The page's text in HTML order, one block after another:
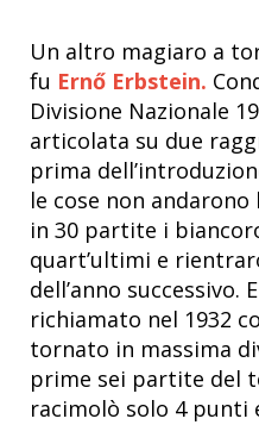
Un altro magiaro a
fu Ernő Erbstein.
Divisione Nazionale
articolata su due
prima
le cose non
in 30 partite i
quart’ultimi e
dell’anno successivo.
richiamato nel 1932
tornato in massima
prime sei partite del
racimolò solo 4 punti